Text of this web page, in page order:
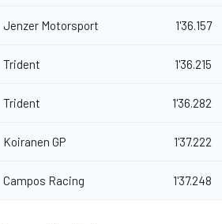
Jenzer Motorsport 1'36.157
Trident 1'36.215
Trident 1'36.282
Koiranen GP 1'37.222
Campos Racing 1'37.248